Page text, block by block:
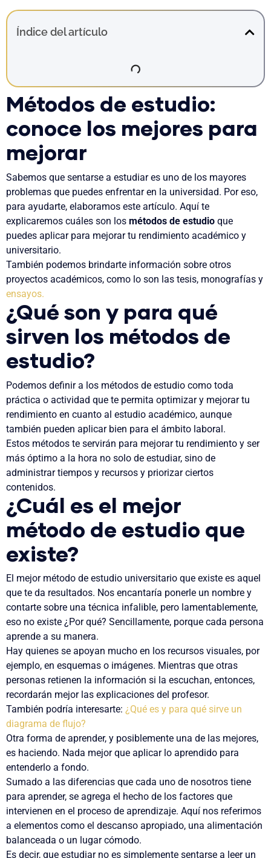
Índice del artículo
Métodos de estudio:
conoce los mejores para
mejorar
Sabemos que sentarse a estudiar es uno de los mayores
problemas que puedes enfrentar en la universidad. Por eso,
para ayudarte, elaboramos este artículo. Aquí te
explicaremos cuáles son los métodos de estudio que
puedes aplicar para mejorar tu rendimiento académico y
universitario.
También podemos brindarte información sobre otros
proyectos académicos, como lo son las tesis, monografías y
ensayos.
¿Qué son y para qué
sirven los métodos de
estudio?
Podemos definir a los métodos de estudio como toda
práctica o actividad que te permita optimizar y mejorar tu
rendimiento en cuanto al estudio académico, aunque
también pueden aplicar bien para el ámbito laboral.
Estos métodos te servirán para mejorar tu rendimiento y ser
más óptimo a la hora no solo de estudiar, sino de
administrar tiempos y recursos y priorizar ciertos
contenidos.
¿Cuál es el mejor
método de estudio que
existe?
El mejor método de estudio universitario que existe es aquel
que te da resultados. Nos encantaría ponerle un nombre y
contarte sobre una técnica infalible, pero lamentablemente,
eso no existe ¿Por qué? Sencillamente, porque cada persona
aprende a su manera.
Hay quienes se apoyan mucho en los recursos visuales, por
ejemplo, en esquemas o imágenes. Mientras que otras
personas retienen la información si la escuchan, entonces,
recordarán mejor las explicaciones del profesor.
También podría interesarte: ¿Qué es y para qué sirve un
diagrama de flujo?
Otra forma de aprender, y posiblemente una de las mejores,
es haciendo. Nada mejor que aplicar lo aprendido para
entenderlo a fondo.
Sumado a las diferencias que cada uno de nosotros tiene
para aprender, se agrega el hecho de los factores que
intervienen en el proceso de aprendizaje. Aquí nos referimos
a elementos como el descanso apropiado, una alimentación
balanceada o un lugar cómodo.
Es decir, que estudiar no es simplemente sentarse a leer un